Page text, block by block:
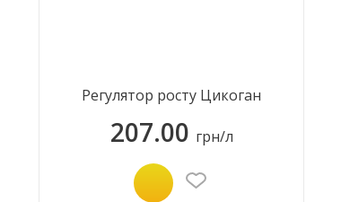
Регулятор росту Цикоган
207.00 грн/л